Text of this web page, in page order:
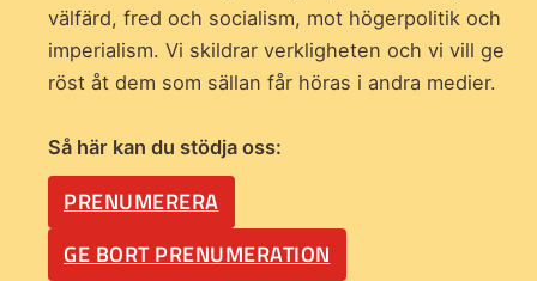
välfärd, fred och socialism, mot högerpolitik och
imperialism. Vi skildrar verkligheten och vi vill ge
röst åt dem som sällan får höras i andra medier.
Så här kan du stödja oss:
PRENUMERERA
GE BORT PRENUMERATION